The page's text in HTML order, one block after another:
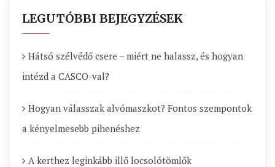
LEGUTÓBBI BEJEGYZÉSEK
Hátsó szélvédő csere – miért ne halassz, és hogyan
intézd a CASCO-val?
Hogyan válasszak alvómaszkot? Fontos szempontok
a kényelmesebb pihenéshez
A kerthez leginkább illő locsolótömlők